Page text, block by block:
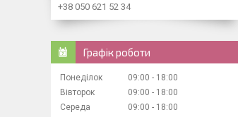
+38 050 621 52 34
Графік роботи
Понеділок 09:00
18:00
Вівторок
09:00
18:00
Середа
09:00
18:00